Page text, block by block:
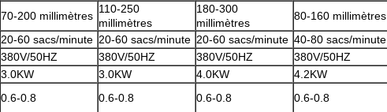
70-200 millimètres
110-250
millimètres
180-300
millimètres
80-160 millimètres
20-60 sacs/minute 20-60 sacs/minute 20-60 sacs/minute 40-80 sacs/minute
380V/50HZ 380V/50HZ 380V/50HZ
380V/50HZ
3.0KW 3.0KW 4.0KW
4.2KW
0.6-0.8 0.6-0.8 0.6-0.8
0.6-0.8